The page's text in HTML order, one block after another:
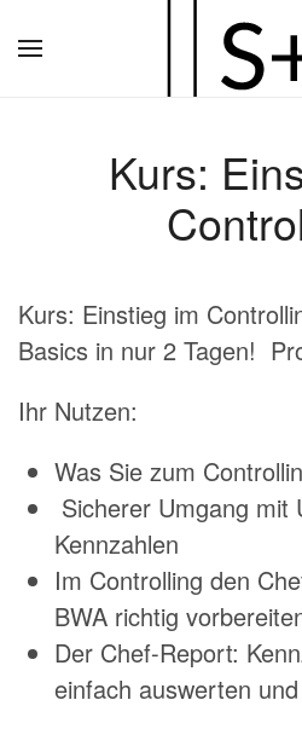
Hauptinhalt
Kurs:
Kurs: Einstieg im
Basics in nur 2 Tagen!
Ihr Nutzen:
Was Sie zum
Sicherer Umgang mit
Kennzahlen
Im Controlling den
BWA richtig
Der Chef-Report:
einfach auswerten